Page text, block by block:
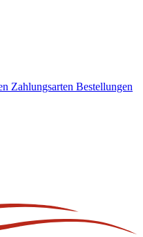
Zahlungsarten Bestellungen